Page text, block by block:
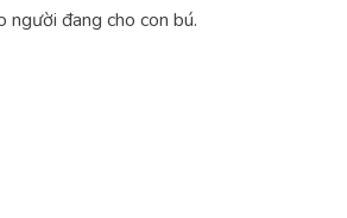
người đang cho con bú.